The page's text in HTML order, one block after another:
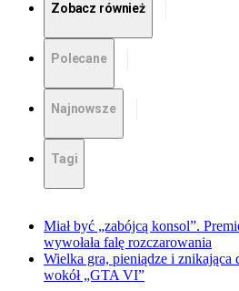
Zobacz również
Polecane
Najnowsze
Tagi
Miał być „zabójcą konsol”.
wywołała falę rozczarowania
Wielka gra, pieniądze i znikająca
wokół „GTA VI”